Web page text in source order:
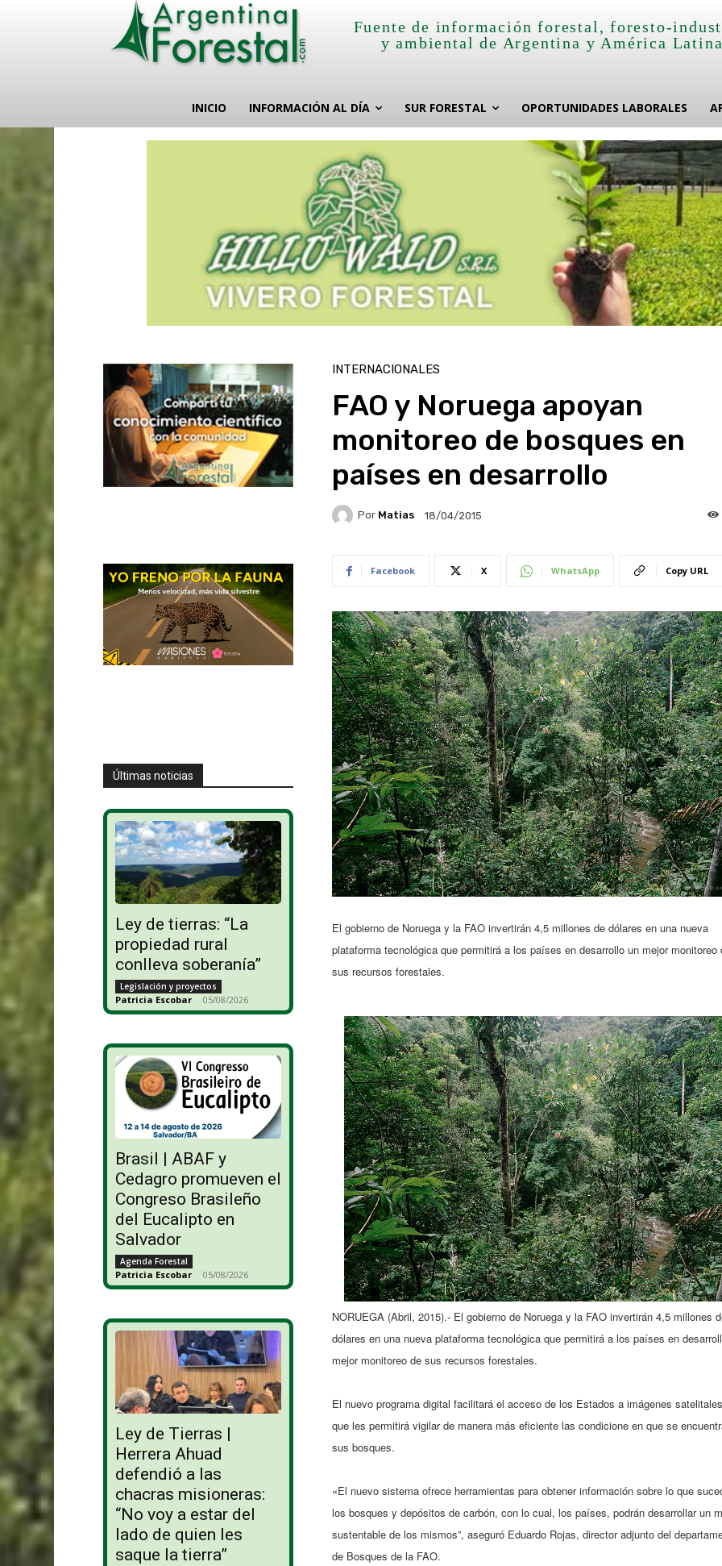
Fuente de información forestal, foresto-
y ambiental de Argentina y América
INICIO INFORMACIÓN AL DÍA SUR FORESTAL OPORTUNIDADES LABORALES
Últimas noticias
Ley de tierras: “La
propiedad rural
conlleva soberanía”
Legislación y proyectos
Patricia Escobar - 05/08/2026
Brasil | ABAF y
Cedagro promueven el
Congreso Brasileño
del Eucalipto en
Salvador
Agenda Forestal
Patricia Escobar - 05/08/2026
Ley de Tierras |
Herrera Ahuad
defendió a las
chacras misioneras:
“No voy a estar del
lado de quien les
saque la tierra”
INTERNACIONALES
FAO y Noruega apoyan
monitoreo de bosques en
países en desarrollo
Por Matias 18/04/2015
Facebook X WhatsApp Copy URL
El gobierno de Noruega y la FAO invertirán 4,5 millones de dólares en una nueva
plataforma tecnológica que permitirá a los países en desarrollo un mejor monitoreo
sus recursos forestales.
NORUEGA (Abril, 2015).- El gobierno de Noruega y la FAO invertirán 4,5 millones
dólares en una nueva plataforma tecnológica que permitirá a los países en
mejor monitoreo de sus recursos forestales.
El nuevo programa digital facilitará el acceso de los Estados a imágenes
que les permitirá vigilar de manera más eficiente las condicione en que se
sus bosques.
«El nuevo sistema ofrece herramientas para obtener información sobre lo que
los bosques y depósitos de carbón, con lo cual, los países, podrán desarrollar un
sustentable de los mismos”, aseguró Eduardo Rojas, director adjunto del
de Bosques de la FAO.